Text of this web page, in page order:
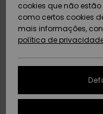
AJUDA
SUSTAINABILITY
cookies que não
como certos cookies
mais informações,
política de